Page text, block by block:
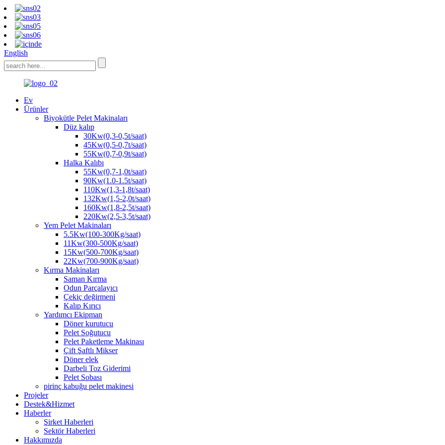
English
Ev
Ürünler
Biyokütle Pelet Makinaları
Düz kalıp
30Kw(0,3-0,5t/saat)
45Kw(0,5-0,7t/saat)
55Kw(0,7-0,9t/saat)
Halka Kalıbı
55Kw(0,7-1,0t/saat)
90Kw(1.0-1.5t/saat)
110Kw(1,3-1,8t/saat)
132Kw(1,5-2,0t/saat)
160Kw(1,8-2,5t/saat)
220Kw(2,5-3,5t/saat)
Yem Pelet Makinaları
5.5Kw(100-300Kg/saat)
11Kw(300-500Kg/saat)
15Kw(500-700Kg/saat)
22Kw(700-900Kg/saat)
Kırma Makinaları
Saman Kırma
Odun Parçalayıcı
Çekiç değirmeni
Kalıp Kırıcı
Yardımcı Ekipman
Döner kurutucu
Pelet Soğutucu
Pelet Paketleme Makinası
Çift Şaftlı Mikser
Döner elek
Darbeli Toz Giderimi
Pelet Sobası
pirinç kabuğu pelet makinesi
Projeler
Destek&Hizmet
Haberler
Şirket Haberleri
Sektör Haberleri
Hakkımızda